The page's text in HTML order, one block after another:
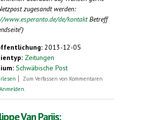
zugesandt werden:
www.esperanto.de/de/kontakt Betreff
2013-12-05
Zeitungen
Schwäbische Post
über Mit Esperanto Freunde finden
Zum Verfassen von Kommentaren
Anmelden
Van Parijs: